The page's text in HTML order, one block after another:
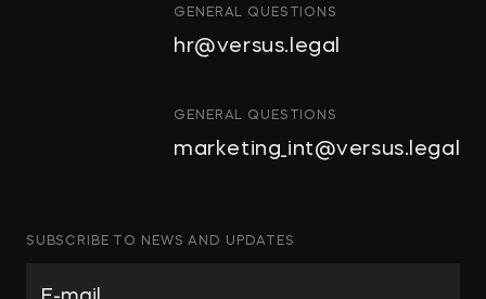
СТРОИТЕЛЬСТВО
И НЕДВИЖИМОСТЬ
АРХИТЕКТУРА
КОРПОРАТИВНОЕ ПРАВО И
M&A
РАЗРЕШЕНИЕ СПОРОВ
GENERAL QUESTIONS
hr@versus.legal
GENERAL QUESTIONS
marketing_int@versus.legal
SUBSCRIBE TO NEWS AND UPDATES